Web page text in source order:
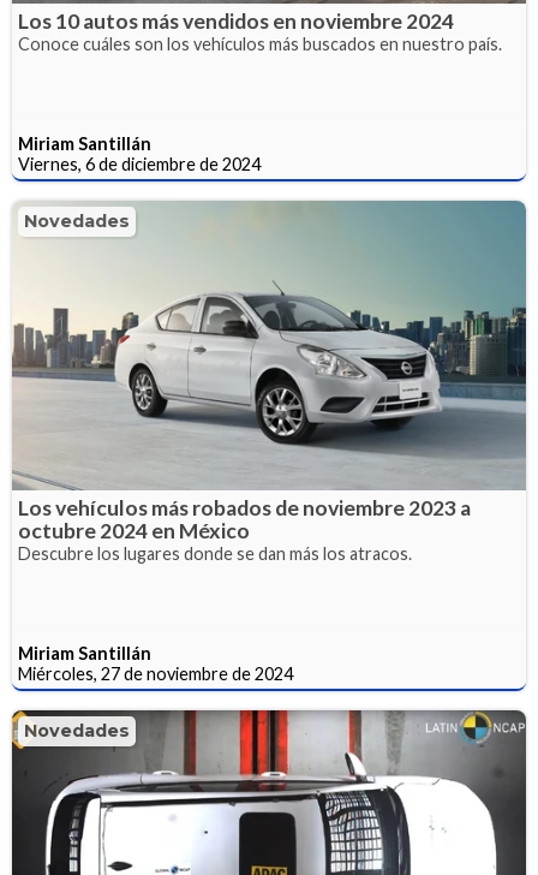
Los 10 autos más vendidos en noviembre 2024
Conoce cuáles son los vehículos más buscados en nuestro país.
Miriam Santillán
Viernes, 6 de diciembre de 2024
Novedades
Los vehículos más robados de noviembre 2023 a
octubre 2024 en México
Descubre los lugares donde se dan más los atracos.
Miriam Santillán
Miércoles, 27 de noviembre de 2024
Novedades